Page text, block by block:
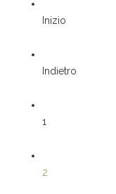
Inizio
Indietro
1
2